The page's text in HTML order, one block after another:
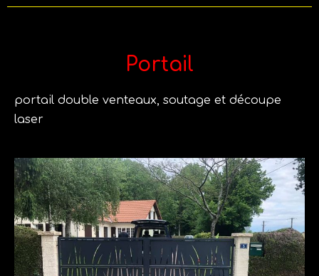
Portail
portail double venteaux, soutage et découpe
laser